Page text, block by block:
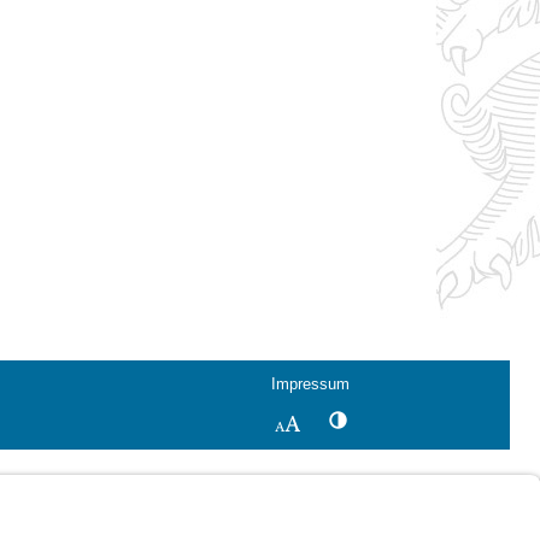
Impressum
SchriftgrößeKontrastwechsel